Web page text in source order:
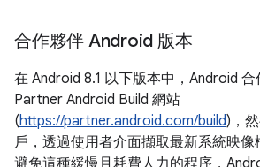
合作夥伴 Android 版本
在 Android 8.1 以下版本中，Android
Partner Android Build 網站
(https://partner.android.com/build)，
戶，透過使用者介面擷取最新系統映
避免這種緩慢且耗費人力的程序，